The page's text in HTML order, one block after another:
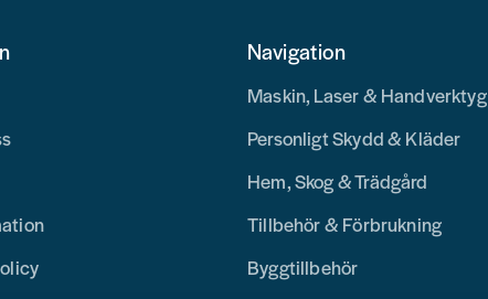
Navigation
Maskin, Laser & Handverktyg
Personligt Skydd & Kläder
Hem, Skog & Trädgård
Tillbehör & Förbrukning
Byggtillbehör